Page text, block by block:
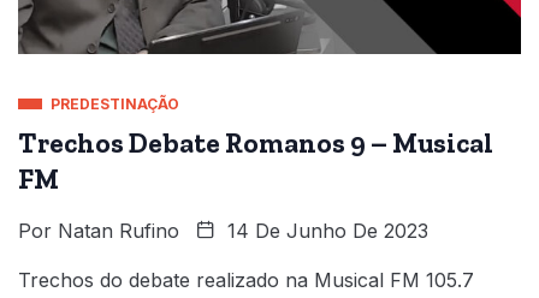
PREDESTINAÇÃO
Trechos Debate Romanos 9 – Musical
FM
Por Natan Rufino 14 De Junho De 2023
Trechos do debate realizado na Musical FM 105.7